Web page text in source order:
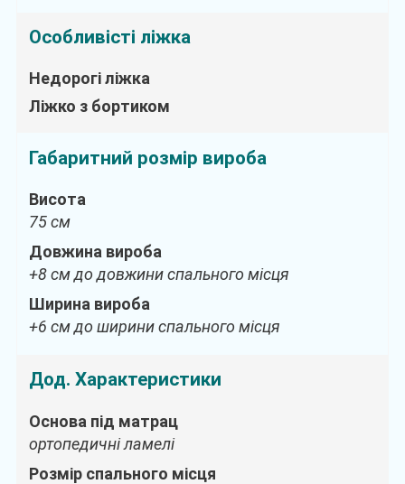
Особливісті ліжка
Недорогі ліжка
Ліжко з бортиком
Габаритний розмір вироба
Висота
75 см
Довжина вироба
+8 см до довжини спального місця
Ширина вироба
+6 см до ширини спального місця
Дод. Характеристики
Основа під матрац
ортопедичні ламелі
Розмір спального місця